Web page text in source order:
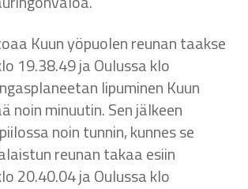
Kuun yöpuolen reunan taakse
19.38.49 ja Oulussa klo
lipuminen Kuun
noin minuutin. Sen jälkeen
noin tunnin, kunnes se
reunan takaa esiin
20.40.04 ja Oulussa klo